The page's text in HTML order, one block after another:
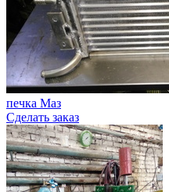
печка Маз
Сделать заказ